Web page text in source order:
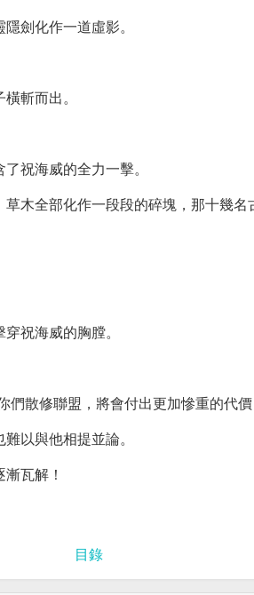
劍化作一道虛影。
斬而出。
祝海威的全力一擊。
木全部化作一段段的碎塊，那十幾
祝海威的胸膛。
散修聯盟，將會付出更加慘重的代
以與他相提並論。
瓦解！
目錄